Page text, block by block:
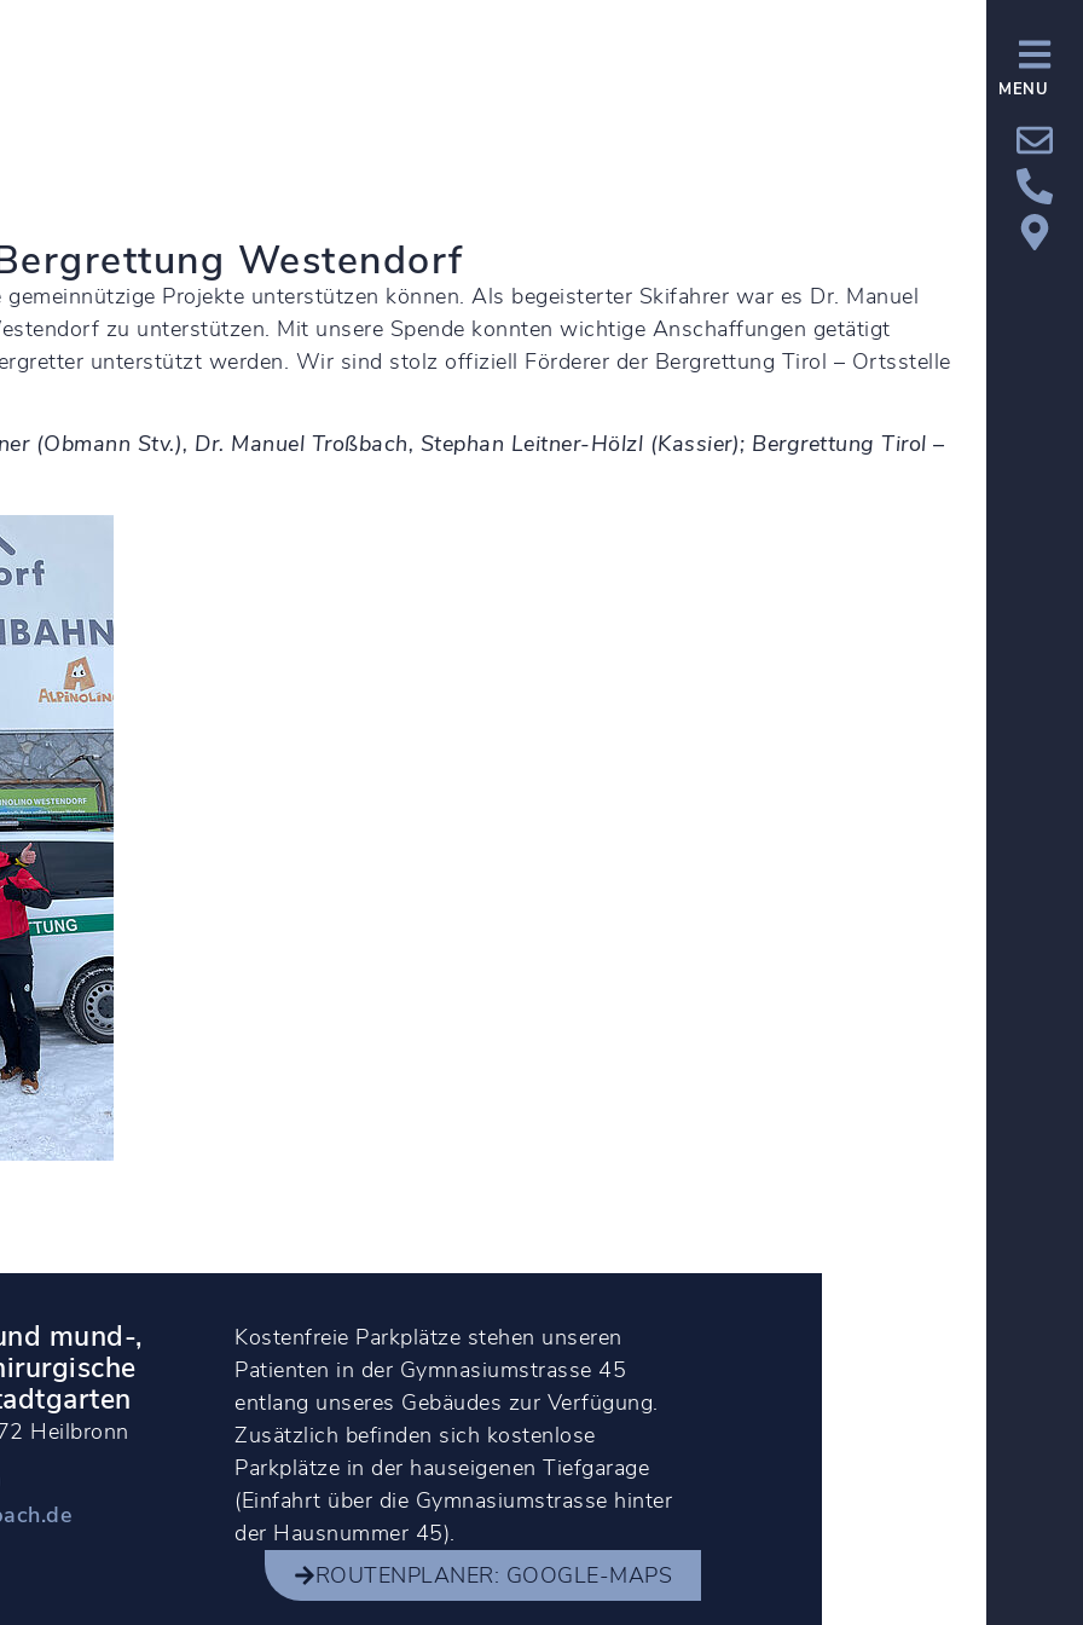
MENU
Westendorf
Projekte unterstützen können. Als begeisterter Skifahrer war es Dr. Manuel
zu unterstützen. Mit unsere Spende konnten wichtige Anschaffungen getätigt
unterstützt werden. Wir sind stolz offiziell Förderer der Bergrettung Tirol – Ortsstelle
(Obmann Stv.), Dr. Manuel Troßbach, Stephan Leitner-Hölzl (Kassier); Bergrettung Tirol –
mund-,
Heilbronn
Kostenfreie Parkplätze stehen unseren
Patienten in der Gymnasiumstrasse 45
entlang unseres Gebäudes zur Verfügung.
Zusätzlich befinden sich kostenlose
Parkplätze in der hauseigenen Tiefgarage
(Einfahrt über die Gymnasiumstrasse hinter
der Hausnummer 45).
ROUTENPLANER: GOOGLE-MAPS